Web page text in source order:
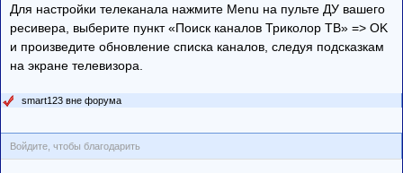
Для настройки телеканала нажмите Menu на пульте ДУ вашего
ресивера, выберите пункт «Поиск каналов Триколор ТВ» => OK
и произведите обновление списка каналов, следуя подсказкам
на экране телевизора.
smart123 вне форума
Войдите, чтобы благодарить